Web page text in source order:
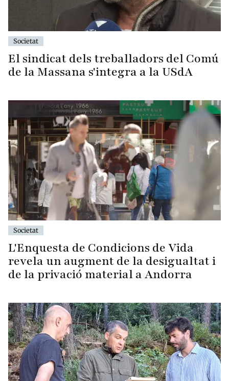
Societat
El sindicat dels treballadors del Comú
de la Massana s'integra a la USdA
Societat
L'Enquesta de Condicions de Vida
revela un augment de la desigualtat i
de la privació material a Andorra